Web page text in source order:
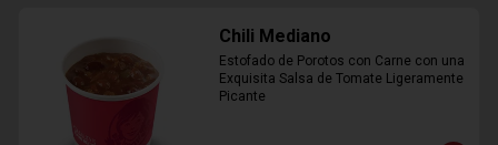
Chili Mediano
Estofado de Porotos con Carne con una
Exquisita Salsa de Tomate Ligeramente
Picante